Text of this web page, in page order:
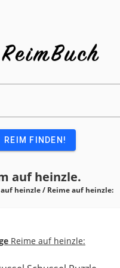
REIM FINDEN!
aufheinzle.
heinzle / Reime auf heinzle:
Reime auf heinzle: